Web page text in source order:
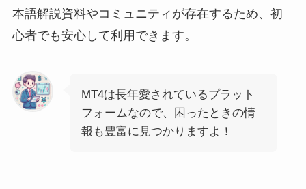
本語解説資料やコミュニティが存在するため、初
心者でも安心して利用できます。
MT4は長年愛されているプラット
フォームなので、困ったときの情
報も豊富に見つかりますよ！